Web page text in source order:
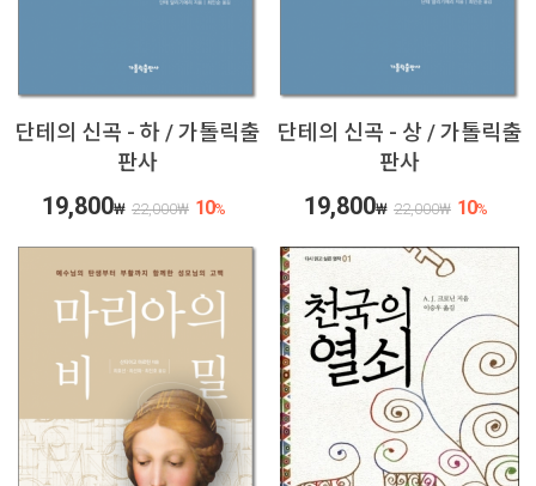
단테의 신곡 - 하 / 가톨릭출
판사
19,800₩ 22,000₩ 10%
단테의 신곡 - 상 / 가톨릭출
판사
19,800₩ 22,000₩ 10%